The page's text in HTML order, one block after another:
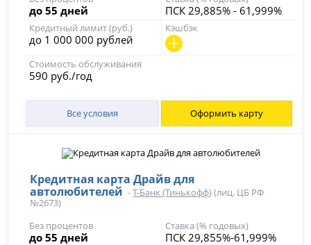
до 55 дней ПСК 29,885% - 61,999%
Кредитный лимит (руб.)
до 1 000 000 рублей
Кэшбэк
Стоимость обслуживания
590 руб./год
Все условия Оформить карту
Кредитная карта Драйв для
автолюбителей -Т-Банк (Тинькофф)(лиц. ЦБ РФ
№2673)
Без процентов
до 55 дней
Ставка (% годовых)
ПСК 29,855%-61,999%